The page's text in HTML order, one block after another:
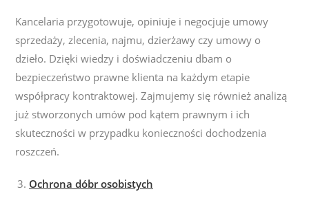
Kancelaria przygotowuje, opiniuje i negocjuje umowy
sprzedaży, zlecenia, najmu, dzierżawy czy umowy o
dzieło. Dzięki wiedzy i doświadczeniu dbam o
bezpieczeństwo prawne klienta na każdym etapie
współpracy kontraktowej. Zajmujemy się również analizą
już stworzonych umów pod kątem prawnym i ich
skuteczności w przypadku konieczności dochodzenia
roszczeń.
Ochrona dóbr osobistych